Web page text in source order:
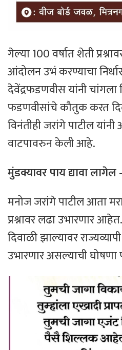
गेल्या 100 वर्षात शेती
आंदोलन उभं करण्याचा
देवेंद्रफडणवीस यांनी चांगला
फडणवीसांचे कौतुक करत
विनंतीही जरांगे पाटील
वाटपावरुन केली आहे.
मुंडक्यावर पाय द्यावा लागेल
मनोज जरांगे पाटील आता
प्रश्नावर लढा उभारणार
दिवाळी झाल्यावर
उभारणार असल्याची घोषणा